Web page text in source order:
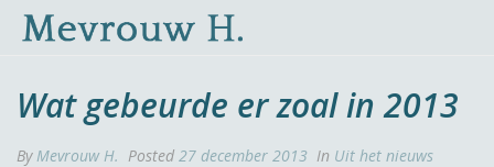
Wat gebeurde er zoal in 2013
ByMevrouw H. Posted 27 december 2013 In Uit het nieuws